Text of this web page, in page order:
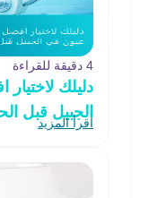
4 دقيقة للقراءة
دليلك
الجبيل قبل
اقرأ المزيد